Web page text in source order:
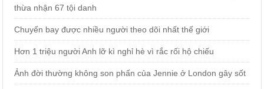
thừa nhận 67 tội danh
Chuyến bay được nhiều người theo dõi nhất thế giới
Hơn 1 triệu người Anh lỡ kì nghỉ hè vì rắc rối hộ chiếu
Ảnh đời thường không son phấn của Jennie ở London gây sốt